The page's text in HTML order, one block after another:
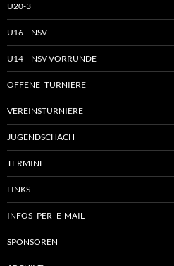
U20-3
U16 – NSV
U14 – NSV VORRUNDE
OFFENE TURNIERE
VEREINSTURNIERE
JUGENDSCHACH
TERMINE
LINKS
INFOS PER E-MAIL
SPONSOREN